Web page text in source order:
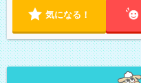
気になる！